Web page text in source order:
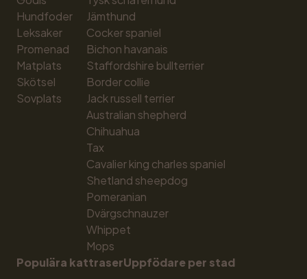
Hundfoder
Leksaker
Promenad
Matplats
Skötsel
Sovplats
Jämthund
Cocker spaniel
Bichon havanais
Staffordshire bullterrier
Border collie
Jack russell terrier
Australian shepherd
Chihuahua
Tax
Cavalier king charles spaniel
Shetland sheepdog
Pomeranian
Dvärgschnauzer
Whippet
Mops
Populära kattraserUppfödare per stad